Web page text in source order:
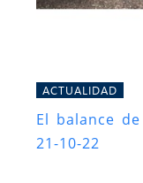
ACTUALIDAD
El balance
21-10-22